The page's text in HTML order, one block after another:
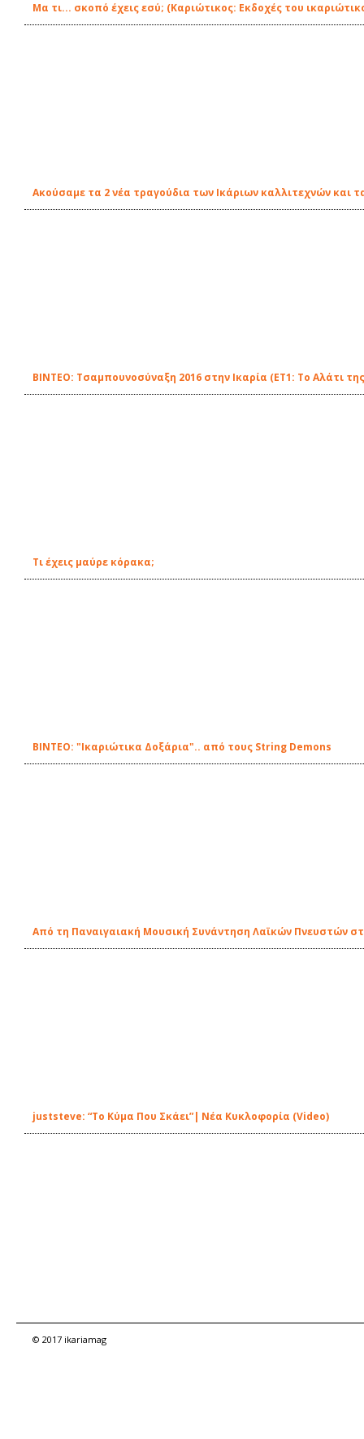
Μα τι... σκοπό έχεις εσύ; (Καριώτικος: Εκδοχές του
Ακούσαμε τα 2 νέα τραγούδια των Ικάριων καλλιτεχνών και
ΒΙΝΤΕΟ: Τσαμπουνοσύναξη 2016 στην Ικαρία (ΕΤ1: Το Αλάτι
Τι έχεις μαύρε κόρακα;
BINTEΟ: "Ικαριώτικα Δοξάρια".. από τους String Demons
Από τη Παναιγαιακή Μουσική Συνάντηση Λαϊκών Πνευστών
juststeve: “Το Κύμα Που Σκάει”| Νέα Κυκλοφορία (Video)
© 2017 ikariamag